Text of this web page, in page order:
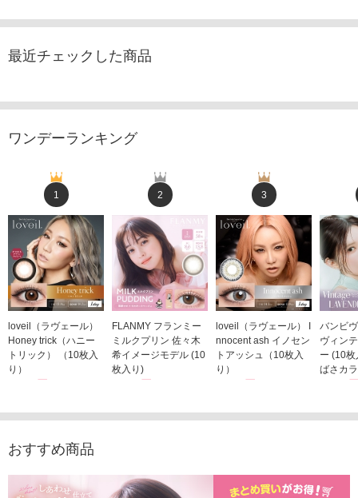
最近チェックした商品
ワンデーランキング
1
loveil（ラヴェール）
Honey trick（ハニー
トリック） （10枚入
り）
2
FLANMY フランミー
ミルクプリン 佐々木
希イメージモデル (10
枚入り)
3
loveil（ラヴェール） I
nnocent ash イノセン
トアッシュ（10枚入
り）
バンビ
ヴィン
ー (10
ばさカ
おすすめ商品